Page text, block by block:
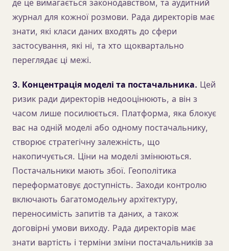
де це вимагається законодавством, та аудитний
журнал для кожної розмови. Рада директорів має
знати, які класи даних входять до сфери
застосування, які ні, та хто щоквартально
переглядає ці межі.
3. Концентрація моделі та постачальника. Цей
ризик ради директорів недооцінюють, а він з
часом лише посилюється. Платформа, яка блокує
вас на одній моделі або одному постачальнику,
створює стратегічну залежність, що
накопичується. Ціни на моделі змінюються.
Постачальники мають збої. Геополітика
переформатовує доступність. Заходи контролю
включають багатомодельну архітектуру,
переносимість запитів та даних, а також
договірні умови виходу. Рада директорів має
знати вартість і терміни зміни постачальників за